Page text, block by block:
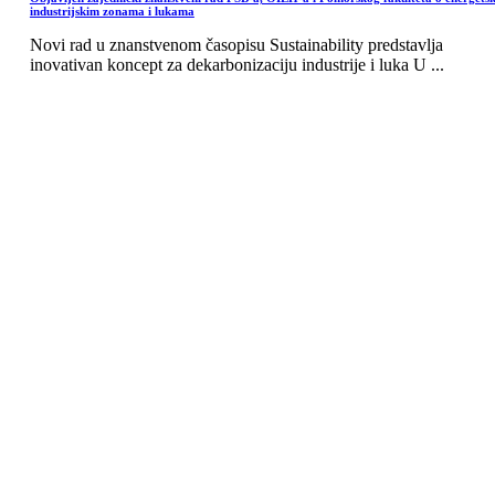
industrijskim zonama i lukama
Novi rad u znanstvenom časopisu Sustainability predstavlja
inovativan koncept za dekarbonizaciju industrije i luka U ...